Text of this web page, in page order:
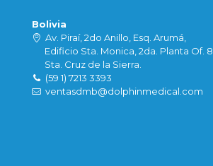
Bolivia
Av. Piraí, 2do Anillo, Esq. Arumá,
Edificio Sta. Monica, 2da. Planta Of. 8
Sta. Cruz de la Sierra.
(59 1) 7213 3393
ventasdmb@dolphinmedical.com